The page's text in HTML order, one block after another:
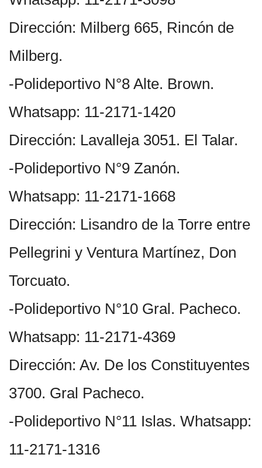
Dirección: Milberg 665, Rincón de
Milberg.
-Polideportivo N°8 Alte. Brown.
Whatsapp: 11-2171-1420
Dirección: Lavalleja 3051. El Talar.
-Polideportivo N°9 Zanón.
Whatsapp: 11-2171-1668
Dirección: Lisandro de la Torre entre
Pellegrini y Ventura Martínez, Don
Torcuato.
-Polideportivo N°10 Gral. Pacheco.
Whatsapp: 11-2171-4369
Dirección: Av. De los Constituyentes
3700. Gral Pacheco.
-Polideportivo N°11 Islas. Whatsapp:
11-2171-1316